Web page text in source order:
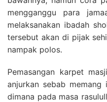
mengganggu para
melaksanakan ibadah
tersebut akan di pijak
nampak polos.
Pemasangan karpet
anjurkan sebab memang
dimana pada masa